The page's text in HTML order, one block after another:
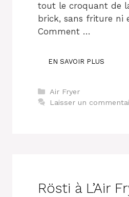
tout le croquant de
brick, sans friture ni
Comment …
EN SAVOIR PLUS
Catégories
Air Fryer
Laisser un
Rösti à L’Air